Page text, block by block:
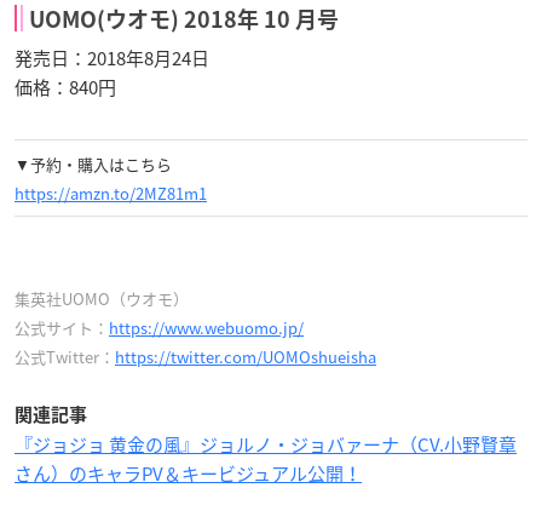
UOMO(ウオモ) 2018年 10 月号
発売日：2018年8月24日
価格：840円
▼予約・購入はこちら
https://amzn.to/2MZ81m1
集英社UOMO（ウオモ）
公式サイト： https://www.webuomo.jp/
公式Twitter： https://twitter.com/UOMOshueisha
関連記事
『ジョジョ 黄金の風』ジョルノ・ジョバァーナ（CV.小野賢章
さん）のキャラPV＆キービジュアル公開！